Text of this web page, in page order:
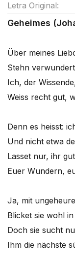
Letra Original:
Geheimes
Über meines
Stehn
Ich, der
Weiss recht gut,
Denn es heisst:
Und nicht etwa
Lasset nur, ihr
Euer Wundern,
Ja, mit
Blicket sie wohl in
Doch sie sucht
Ihm die nächste